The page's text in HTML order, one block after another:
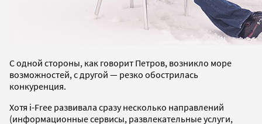
C одной стороны, как говорит Петров, возникло море
возможностей, с другой — резко обострилась
конкуренция.
Хотя i-Free развивала сразу несколько направлений
(информационные сервисы, развлекательные услуги,